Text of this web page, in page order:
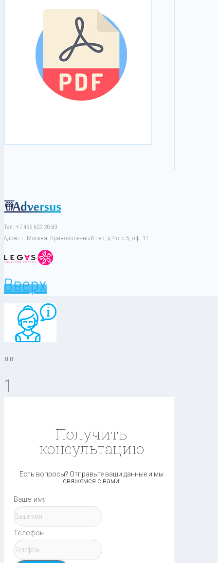
Тел: +7 495 623 20 83
Адрес: г. Москва, Кривоколенный пер. д.4 стр.5, оф. 11
Вверх
""
1
Получить
консультацию
Есть вопросы? Отправьте ваши данные и мы
свяжемся с вами!
Ваше имя
Телефон